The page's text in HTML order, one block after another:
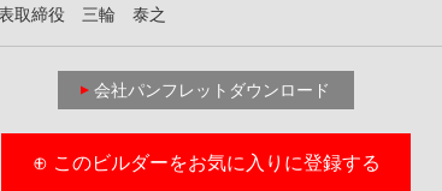
取締役 三輪 泰之
会社パンフレットダウンロード
⊕ このビルダーをお気に入りに登録する